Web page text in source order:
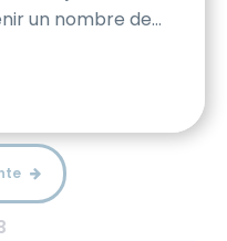
un nombre de
2027 -> 12 jours,
[…]